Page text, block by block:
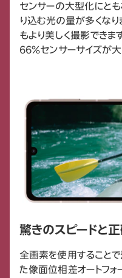
センサーの大型化にと
り込む光の量が多くなり
もより美しく撮影でき
66%センサーサイズが大
驚きのスピードと
全画素を使用すること
た像面位相差オートフォ